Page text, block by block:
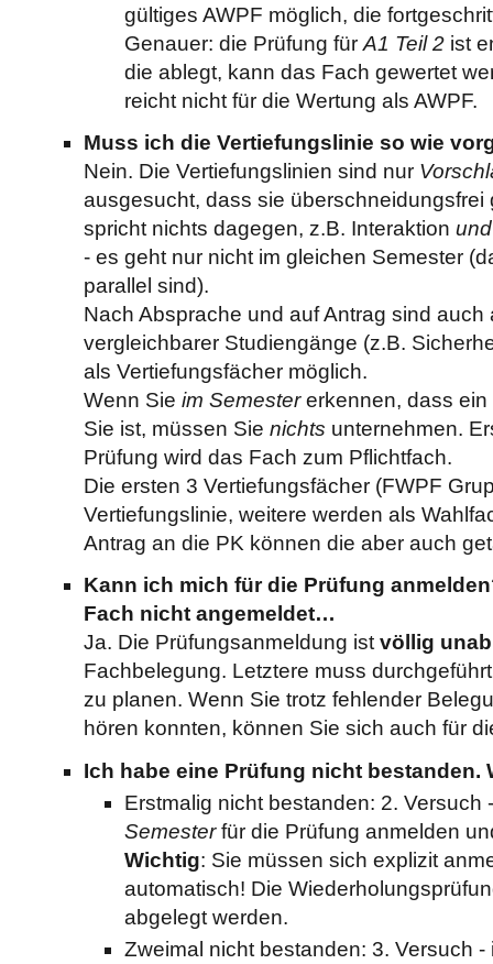
gültiges AWPF möglich, die
Genauer: die Prüfung fürA1 Teil 2ist
die ablegt, kann das Fach gewertet
reicht nicht für die Wertung als AWPF.
Muss ich die Vertiefungslinie so wie
Nein. Die Vertiefungslinien sind nur
ausgesucht, dass sie
spricht nichts dagegen, z.B. Interaktionund
- es geht nur nicht im gleichen Semester
parallel sind).
Nach Absprache und auf Antrag sind auch
vergleichbarer Studiengänge (z.B.
als Vertiefungsfächer möglich.
Wenn Sieim Semestererkennen, dass ein
Sie ist, müssen Sienichts unternehmen.
Prüfung wird das Fach zum Pflichtfach.
Die ersten 3 Vertiefungsfächer (FWPF
Vertiefungslinie, weitere werden als
Antrag an die PK können die aber auch
Kann ich mich für die Prüfung
Fach nicht angemeldet…
Ja. Die Prüfungsanmeldung istvöllig
Fachbelegung. Letztere muss
zu planen. Wenn Sie trotz fehlender
hören konnten, können Sie sich auch für
Ich habe eine Prüfung nicht bestanden.
Erstmalig nicht bestanden: 2. Versuch
Semesterfür die Prüfung anmelden
Wichtig: Sie müssen sich explizit
automatisch! Die
abgelegt werden.
Zweimal nicht bestanden: 3. Versuch